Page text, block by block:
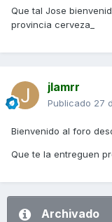
Que tal Jose
provincia cerveza_
jlamrr
Publicado 27
Bienvenido al foro
Que te la entreguen
Archivado